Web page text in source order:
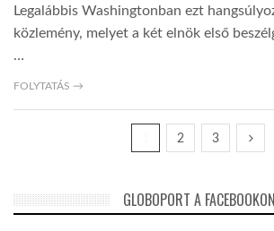
Legalábbis Washingtonban ezt
közlemény, melyet a két elnök első
…
FOLYTATÁS →
2 3
GLOBOPORT A